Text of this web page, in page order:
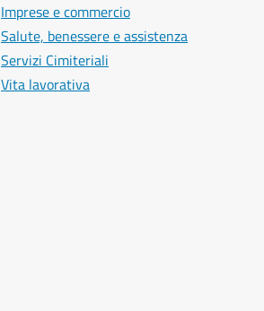
Imprese e commercio
Salute, benessere e assistenza
Servizi Cimiteriali
Vita lavorativa